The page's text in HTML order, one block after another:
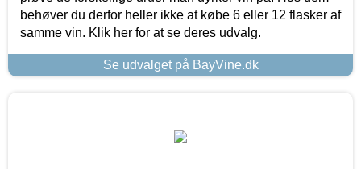
behøver du derfor heller ikke at købe 6 eller 12 flasker af
samme vin. Klik her for at se deres udvalg.
Se udvalget på BayVine.dk